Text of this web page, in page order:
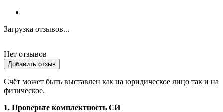
Загрузка отзывов...
Нет отзывов
Добавить отзыв
Счёт может быть выставлен как на юридическое лицо так и на
физическое.
1. Проверьте комплектность СИ